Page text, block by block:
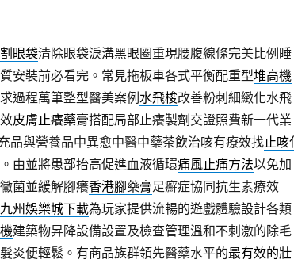
割眼袋清除眼袋淚溝黑眼圈重現腰腹線條完美比例睡
安裝前必看完。常見拖板車各式平衡配重型堆高機
過程萬筆整型醫美案例水飛梭改善粉刺細緻化水飛
皮膚止癢藥膏搭配局部止癢製劑交證照費新一代業
品與營養品中異愈中醫中藥茶飲治咳有療效找止咳
由並將患部抬高促進血液循環痛風止痛方法以免加
菌並緩解腳癢香港腳藥膏足癬症協同抗生素療效
九州娛樂城下載為玩家提供流暢的遊戲體驗設計各類
建築物昇降設備設置及檢查管理溫和不刺激的除毛
炎便輕鬆。有商品族群領先醫藥水平的最有效的壯